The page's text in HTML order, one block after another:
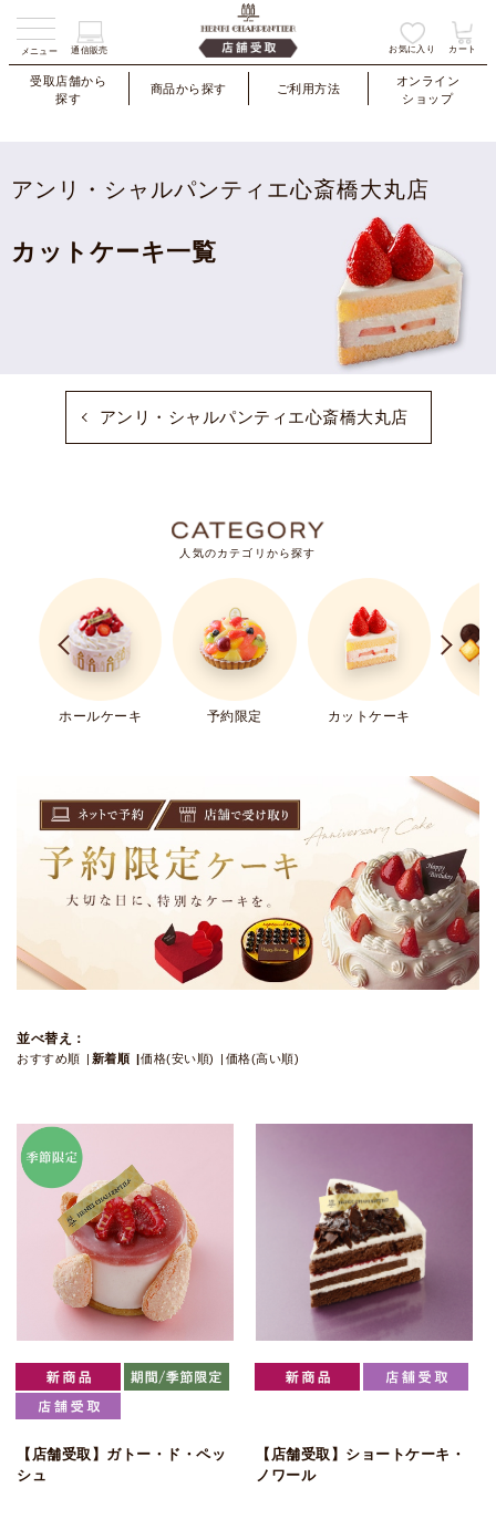
メニュー 通信販売 お気に入り カート
受取店舗から
探す
商品から探す ご利用方法
オンライン
ショップ
アンリ・シャルパンティエ心斎橋大丸店
カットケーキ一覧
アンリ・シャルパンティエ心斎橋大丸店
人気のカテゴリから探す
ホールケーキ 予約限定 カットケーキ
並べ替え：
おすすめ順 新着順 価格(安い順) 価格(高い順)
【店舗受取】ガトー・ド・ペッ
シュ
【店舗受取】ショートケーキ・
ノワール